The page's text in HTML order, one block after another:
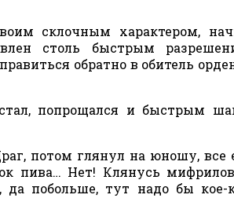
склочным характером,
столь быстрым
обратно в обитель
попрощался и быстрым
потом глянул на юношу, все
пива… Нет! Клянусь
побольше, тут надо бы кое-